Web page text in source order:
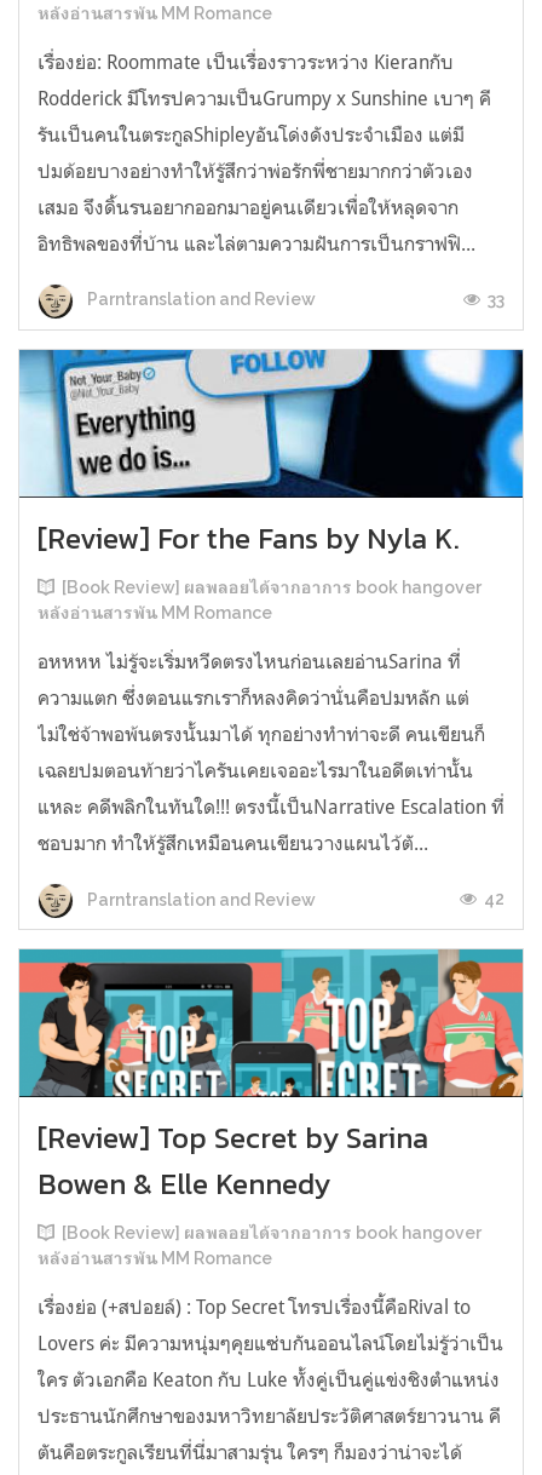
หลังอ่านสารพัน MM Romance
เรื่องย่อ: Roommate เป็นเรื่องราวระหว่าง Kieranกับ
Rodderick มีโทรปความเป็นGrumpy x Sunshine เบาๆ คี
รันเป็นคนในตระกูลShipleyอันโด่งดังประจำเมือง แต่มี
ปมด้อยบางอย่างทำให้รู้สึกว่าพ่อรักพี่ชายมากกว่าตัวเอง
เสมอ จึงดิ้นรนอยากออกมาอยู่คนเดียวเพื่อให้หลุดจาก
อิทธิพลของที่บ้าน และไล่ตามความฝันการเป็นกราฟฟิ...
Parntranslation and Review 33
[Review] For the Fans by Nyla K.
[Book Review] ผลพลอยได้จากอาการ book hangover
หลังอ่านสารพัน MM Romance
อหหหห ไม่รู้จะเริ่มหวีดตรงไหนก่อนเลยอ่านSarina ที่
ความแตก ซึ่งตอนแรกเราก็หลงคิดว่านั่นคือปมหลัก แต่
ไม่ใช่จ้าพอพ้นตรงนั้นมาได้ ทุกอย่างทำท่าจะดี คนเขียนก็
เฉลยปมตอนท้ายว่าไครันเคยเจออะไรมาในอดีตเท่านั้น
แหละ คดีพลิกในทันใด!!! ตรงนี้เป็นNarrative Escalation ที่
ชอบมาก ทำให้รู้สึกเหมือนคนเขียนวางแผนไว้ตั...
Parntranslation and Review 42
[Review] Top Secret by Sarina
Bowen & Elle Kennedy
[Book Review] ผลพลอยได้จากอาการ book hangover
หลังอ่านสารพัน MM Romance
เรื่องย่อ (+สปอยล์) : Top Secret โทรปเรื่องนี้คือRival to
Lovers ค่ะ มีความหนุ่มๆคุยแซ่บกันออนไลน์โดยไม่รู้ว่าเป็น
ใคร ตัวเอกคือ Keaton กับ Luke ทั้งคู่เป็นคู่แข่งชิงตำแหน่ง
ประธานนักศึกษาของมหาวิทยาลัยประวัติศาสตร์ยาวนาน คี
ตันคือตระกูลเรียนที่นี่มาสามรุ่น ใครๆ ก็มองว่าน่าจะได้